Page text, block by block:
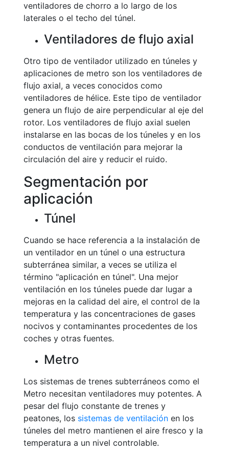
ventiladores de chorro a lo largo de los
laterales o el techo del túnel.
Ventiladores de flujo axial
Otro tipo de ventilador utilizado en túneles y
aplicaciones de metro son los ventiladores de
flujo axial, a veces conocidos como
ventiladores de hélice. Este tipo de ventilador
genera un flujo de aire perpendicular al eje del
rotor. Los ventiladores de flujo axial suelen
instalarse en las bocas de los túneles y en los
conductos de ventilación para mejorar la
circulación del aire y reducir el ruido.
Segmentación por
aplicación
Túnel
Cuando se hace referencia a la instalación de
un ventilador en un túnel o una estructura
subterránea similar, a veces se utiliza el
término "aplicación en túnel". Una mejor
ventilación en los túneles puede dar lugar a
mejoras en la calidad del aire, el control de la
temperatura y las concentraciones de gases
nocivos y contaminantes procedentes de los
coches y otras fuentes.
Metro
Los sistemas de trenes subterráneos como el
Metro necesitan ventiladores muy potentes. A
pesar del flujo constante de trenes y
peatones, los sistemas de ventilación en los
túneles del metro mantienen el aire fresco y la
temperatura a un nivel controlable.